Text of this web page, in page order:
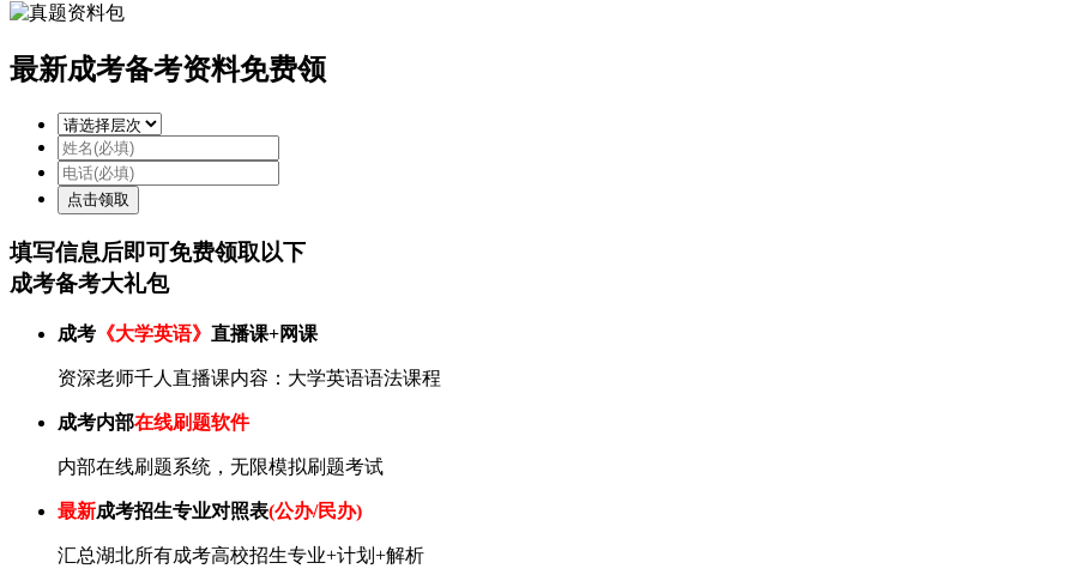
最新成考备考资料免费领
填写信息后即可免费领取以下
成考备考大礼包
成考 《大学英语》 直播课+网课
资深老师千人直播课内容：大学英语语法课程
成考内部在线刷题软件
内部在线刷题系统，无限模拟刷题考试
最新成考招生专业对照表(公办/民办)
汇总湖北所有成考高校招生专业+计划+解析